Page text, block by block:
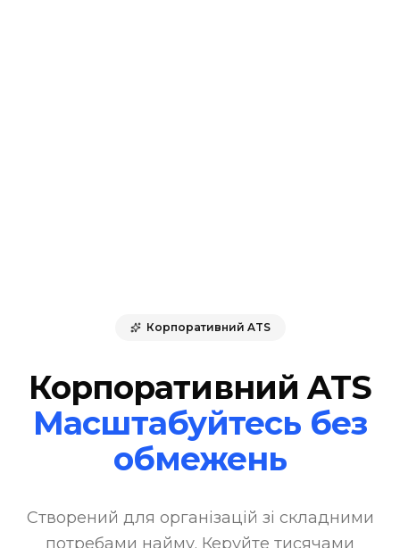
Корпоративний ATS
Корпоративний ATS
Масштабуйтесь без
обмежень
Створений для організацій зі складними
потребами найму. Керуйте тисячами